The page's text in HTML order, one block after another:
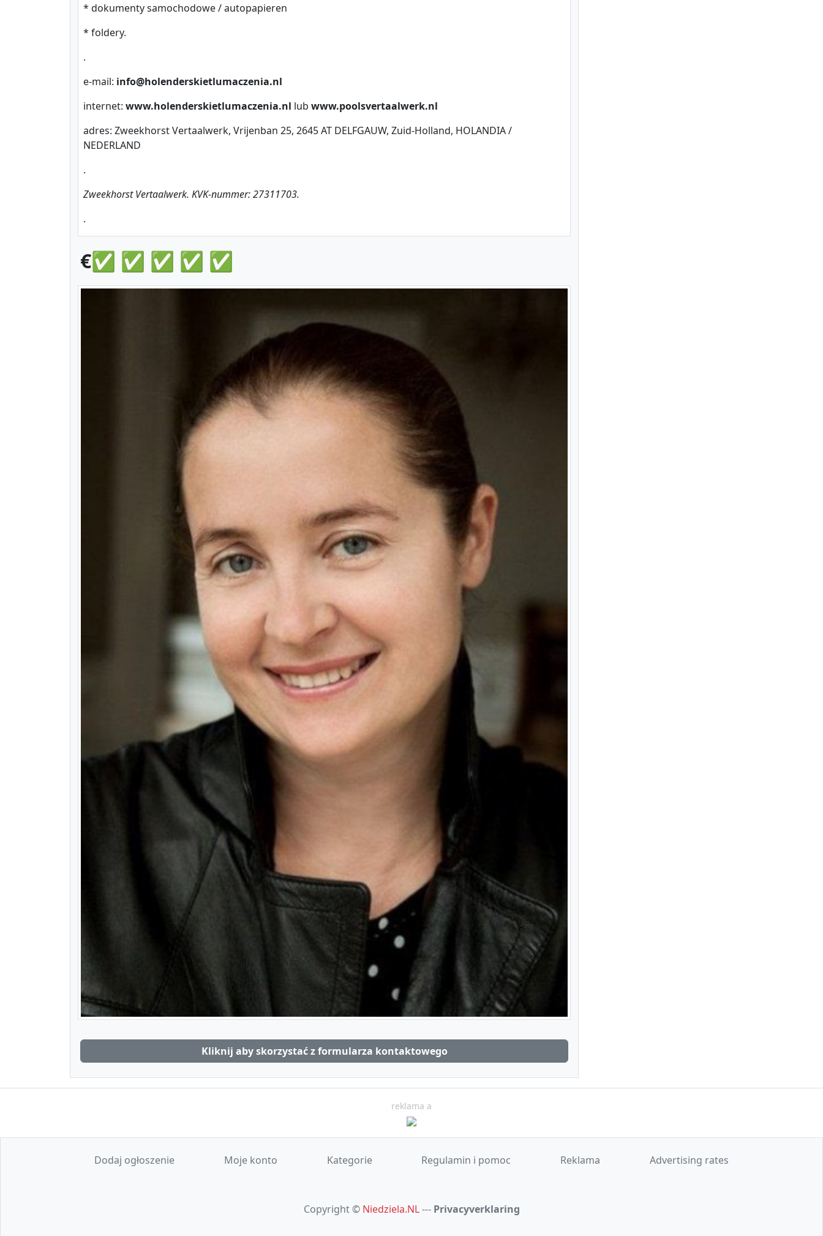
* dokumenty samochodowe / autopapieren
* foldery.
.
e-mail: info@holenderskietlumaczenia.nl
internet: www.holenderskietlumaczenia.nl lub www.poolsvertaalwerk.nl
adres: Zweekhorst Vertaalwerk, Vrijenban 25, 2645 AT DELFGAUW, Zuid-Holland, HOLANDIA /
NEDERLAND
.
Zweekhorst Vertaalwerk. KVK-nummer: 27311703.
.
€✅ ✅ ✅ ✅ ✅
Kliknij aby skorzystać z formularza kontaktowego
reklama a
Dodaj ogłoszenie Moje konto Kategorie Regulamin i pomoc Reklama Advertising rates
Copyright © Niedziela.NL--- Privacyverklaring